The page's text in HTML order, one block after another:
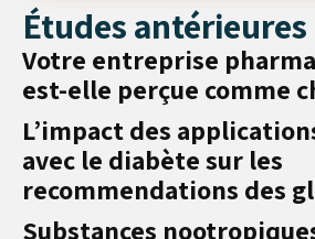
Études antérieures
Votre entreprise
est-elle perçue comme
L’impact des
avec le diabète sur les
recommendations des
Substances